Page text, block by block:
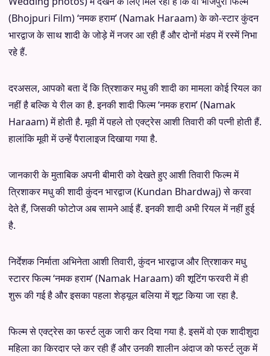
(Bhojpuri Film) ‘नमक हराम’ (Namak Haraam) के को-स्टार कुंदन
भारद्वाज के साथ शादी के जोड़े में नजर आ रही हैं और दोनों मंडप में रस्में निभा
रहे हैं.
दरअसल, आपको बता दें कि त्रिशाकर मधु की शादी का मामला कोई रियल का
नहीं है बल्कि ये रील का है. इनकी शादी फिल्म ‘नमक हराम’ (Namak
Haraam) में होती है. मूवी में पहले तो एक्ट्रेस आशी तिवारी की पत्नी होती हैं.
हालांकि मूवी में उन्हें पैरालाइज दिखाया गया है.
जानकारी के मुताबिक अपनी बीमारी को देखते हुए आशी तिवारी फिल्म में
त्रिशाकर मधु की शादी कुंदन भारद्वाज (Kundan Bhardwaj) से करवा
देते हैं, जिसकी फोटोज अब सामने आई हैं. इनकी शादी अभी रियल में नहीं हुई
है.
निर्देशक निर्माता अभिनेता आशी तिवारी, कुंदन भारद्वाज और त्रिशाकर मधु
स्टारर फिल्म ‘नमक हराम’ (Namak Haraam) की शूटिंग फरवरी में ही
शुरू की गई है और इसका पहला शेड्यूल बलिया में शूट किया जा रहा है.
फिल्म से एक्ट्रेस का फर्स्ट लुक जारी कर दिया गया है. इसमें वो एक शादीशुदा
महिला का किरदार प्ले कर रही हैं और उनकी शालीन अंदाज को फर्स्ट लुक में